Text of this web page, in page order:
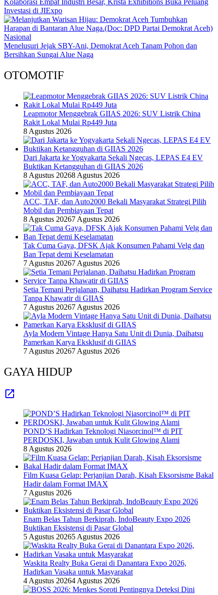
Investasi di JIExpo
Nasional
Menelusuri Jejak SBY-Ani, Demokrat Aceh Tanam Pohon dan
Bersihkan Sungai Alue Naga
OTOMOTIF
Leapmotor Menggebrak GIIAS 2026: SUV Listrik China
Rakit Lokal Mulai Rp449 Juta
8 Agustus 2026
Dari Jakarta ke Yogyakarta Sekali Ngecas, LEPAS E4 EV
Buktikan Ketangguhan di GIIAS 2026
8 Agustus 20268 Agustus 2026
ACC, TAF, dan Auto2000 Bekali Masyarakat Strategi Pilih
Mobil dan Pembiayaan Tepat
8 Agustus 20267 Agustus 2026
Tak Cuma Gaya, DFSK Ajak Konsumen Pahami Velg dan
Ban Tepat demi Keselamatan
7 Agustus 20267 Agustus 2026
Setia Temani Perjalanan, Daihatsu Hadirkan Program Service
Tanpa Khawatir di GIIAS
7 Agustus 20267 Agustus 2026
Ayla Modern Vintage Hanya Satu Unit di Dunia, Daihatsu
Pamerkan Karya Eksklusif di GIIAS
7 Agustus 20267 Agustus 2026
GAYA HIDUP
POND’S Hadirkan Teknologi Niasorcinol™ di PIT
PERDOSKI, Jawaban untuk Kulit Glowing Alami
8 Agustus 2026
Film Kuasa Gelap: Perjanjian Darah, Kisah Eksorsisme Bakal
Hadir dalam Format IMAX
7 Agustus 2026
Enam Belas Tahun Berkiprah, IndoBeauty Expo 2026
Buktikan Eksistensi di Pasar Global
5 Agustus 20265 Agustus 2026
Waskita Realty Buka Gerai di Danantara Expo 2026,
Hadirkan Vasaka untuk Masyarakat
4 Agustus 20264 Agustus 2026